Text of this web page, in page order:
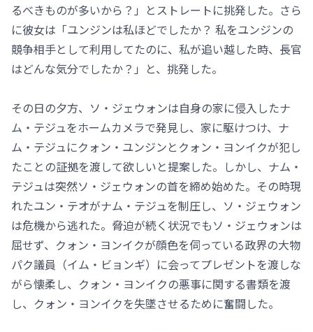
るべきものが多いから？」とストレートに挑発した。さら
に彼女は「ユンジンは私ほどでしたか？ 私をユンジンの
競争相手として利用してたのに、私が追い越した時、長官
はどんな気分でしたか？」と、挑発した。
その日の夕方、ソ・ジェウォンは自身の家に侵入したナ
ム・テジュをホームカメラで発見し、家に駆けつけ、ナ
ム・テジュにクォン・ユンジンとクォン・ヨンイクが犯し
たことの証拠を渡して欲しいと提案した。しかし、ナム・
テジュは突然ソ・ジェウォンの首を締め始めた。その時現
れたユン・テオがナム・テジュを制圧し、ソ・ジェウォン
は危機から逃れた。脅迫が続く状況でもソ・ジェウォンは
屈せず、クォン・ヨンイクが顔色を伺っている政界の大物
パク議員（イム・ビョンギ）に会ってプレゼントを渡しな
がら懐柔し、クォン・ヨンイクの悪事に関する書類を渡
し、クォン・ヨンイクを失墜させるために奮闘した。